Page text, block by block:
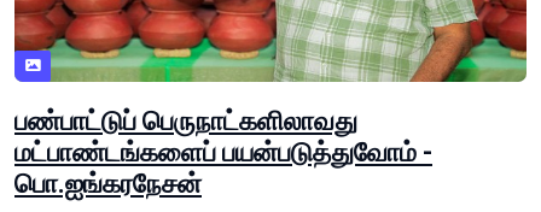
பண்பாட்டுப் பெருநாட்களிலாவது
மட்பாண்டங்களைப் பயன்படுத்துவோம் -
பொ.ஐங்கரநேசன்